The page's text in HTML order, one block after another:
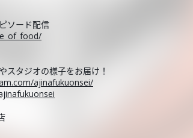
ソード配信
スタジオの様子をお届け！
ajinafukuonsei/